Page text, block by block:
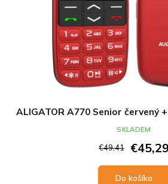
ALIGATOR A770 Senior červený
€49,41 €45,29
Do košíka
SKLADEM